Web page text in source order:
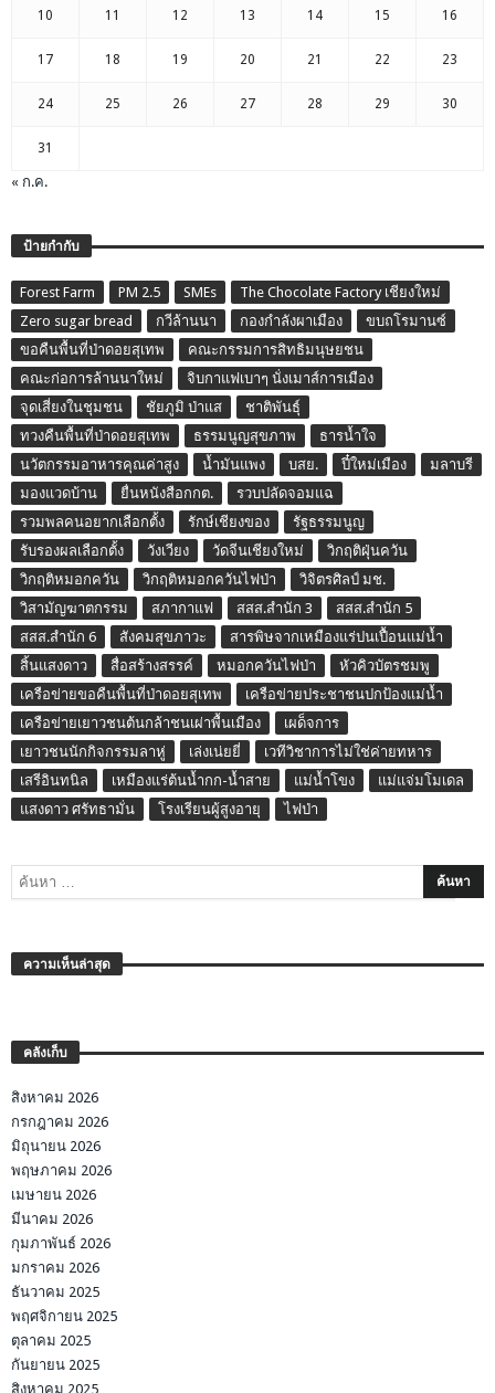
10 11 12 13 14 15 16
17 18 19 20 21 22 23
24 25 26 27 28 29 30
31
« ก.ค.
ป้ายกำกับ
Forest Farm PM 2.5 SMEs
The Chocolate Factory เชียงใหม่
Zero sugar bread
กวีล้านนา กองกำลังผาเมือง
ขบถโรมานซ์
ขอคืนพื้นที่ป่าดอยสุเทพ
คณะกรรมการสิทธิมนุษยชน
คณะก่อการล้านนาใหม่
จิบกาแฟเบาๆ นั่งเมาส์การเมือง
จุดเสี่ยงในชุมชน
ชัยภูมิ ป่าแส
ชาติพันธุ์
ทวงคืนพื้นที่ป่าดอยสุเทพ
ธรรมนูญสุขภาพ
ธารน้ำใจ
นวัตกรรมอาหารคุณค่าสูง
น้ำมันแพง บสย. ปี๋ใหม่เมือง
มลาบรี
มองแวดบ้าน
ยื่นหนังสือกกต.
รวบปลัดจอมแฉ
รวมพลคนอยากเลือกตั้ง
รักษ์เชียงของ
รัฐธรรมนูญ
รับรองผลเลือกตั้ง
วังเวียง วัดจีนเชียงใหม่
วิกฤติฝุ่นควัน
วิกฤติหมอกควัน
วิกฤติหมอกควันไฟป่า
วิจิตรศิลป์ มช.
วิสามัญฆาตกรรม
สภากาแฟ สสส.สำนัก 3
สสส.สำนัก 5
สสส.สำนัก 6
สังคมสุขภาวะ
สารพิษจากเหมืองแร่ปนเปื้อนแม่น้ำ
สิ้นแสงดาว
สื่อสร้างสรรค์ หมอกควันไฟป่า
หัวคิวบัตรชมพู
เครือข่ายขอคืนพื้นที่ป่าดอยสุเทพ
เครือข่ายประชาชนปกป้องแม่น้ำ
เครือข่ายเยาวชนต้นกล้าชนเผ่าพื้นเมือง
เผด็จการ
เยาวชนนักกิจกรรมลาหู่
เล่งเน่ยยี่
เวทีวิชาการไม่ใช่ค่ายทหาร
เสรีอินทนิล
เหมืองแร่ต้นน้ำกก-น้ำสาย แม่น้ำโขง
แม่แจ่มโมเดล
แสงดาว ศรัทธามั่น
โรงเรียนผู้สูงอายุ ไฟป่า
ความเห็นล่าสุด
คลังเก็บ
สิงหาคม 2026
กรกฎาคม 2026
มิถุนายน 2026
พฤษภาคม 2026
เมษายน 2026
มีนาคม 2026
กุมภาพันธ์ 2026
มกราคม 2026
ธันวาคม 2025
พฤศจิกายน 2025
ตุลาคม 2025
กันยายน 2025
สิงหาคม 2025